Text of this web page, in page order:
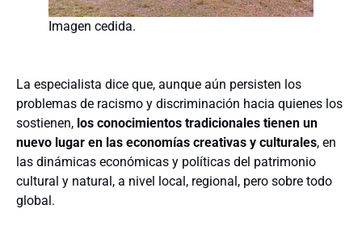
Imagen cedida.
La especialista dice que, aunque aún persisten los
problemas de racismo y discriminación hacia quienes los
sostienen, los conocimientos tradicionales tienen un
nuevo lugar en las economías creativas y culturales, en
las dinámicas económicas y políticas del patrimonio
cultural y natural, a nivel local, regional, pero sobre todo
global.